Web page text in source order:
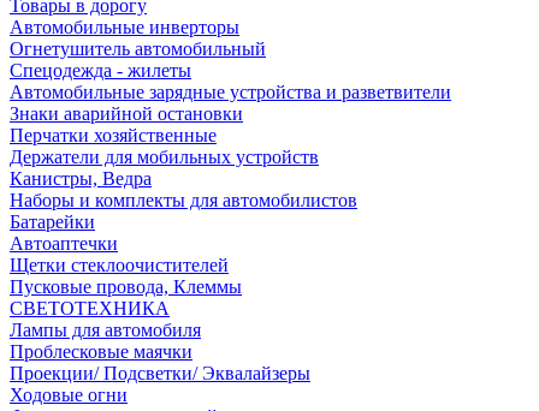
Товары в дорогу
Автомобильные инверторы
Огнетушитель автомобильный
Спецодежда - жилеты
Автомобильные зарядные устройства и разветвители
Знаки аварийной остановки
Перчатки хозяйственные
Держатели для мобильных устройств
Канистры, Ведра
Наборы и комплекты для автомобилистов
Батарейки
Автоаптечки
Щетки стеклоочистителей
Пусковые провода, Клеммы
СВЕТОТЕХНИКА
Лампы для автомобиля
Проблесковые маячки
Проекции/ Подсветки/ Эквалайзеры
Ходовые огни